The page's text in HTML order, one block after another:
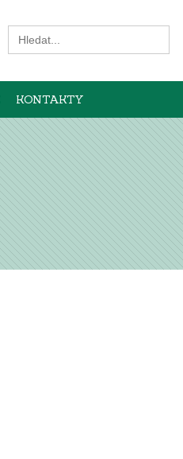
Search
for:
KONTAKTY